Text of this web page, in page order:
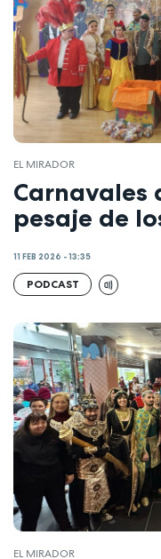
EL MIRADOR
Carnavales
pesaje de
11 FEB 2026 - 13:35
PODCAST
EL MIRADOR